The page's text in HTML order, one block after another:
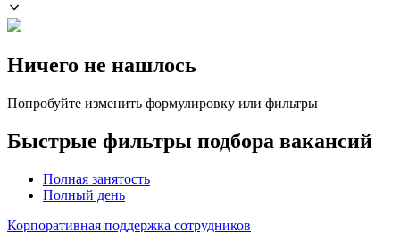
Ничего не нашлось
Попробуйте изменить формулировку или фильтры
Быстрые фильтры подбора вакансий
Полная занятость
Полный день
Корпоративная поддержка сотрудников